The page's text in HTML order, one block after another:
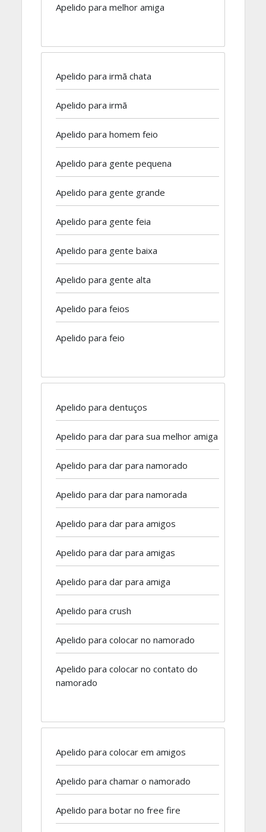
Apelido para melhor amiga
Apelido para irmã chata
Apelido para irmã
Apelido para homem feio
Apelido para gente pequena
Apelido para gente grande
Apelido para gente feia
Apelido para gente baixa
Apelido para gente alta
Apelido para feios
Apelido para feio
Apelido para dentuços
Apelido para dar para sua melhor amiga
Apelido para dar para namorado
Apelido para dar para namorada
Apelido para dar para amigos
Apelido para dar para amigas
Apelido para dar para amiga
Apelido para crush
Apelido para colocar no namorado
Apelido para colocar no contato do
namorado
Apelido para colocar em amigos
Apelido para chamar o namorado
Apelido para botar no free fire